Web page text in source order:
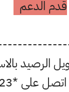
قدم الدعم
الرصيد